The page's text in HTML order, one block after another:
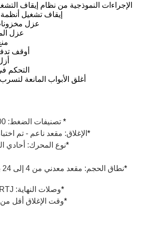
الإجراءات النموذجية من نظام إيقاف
إيقاف تشغيل
عزل
عزل
أوقف
التحكم
أغلق الأبواب المانعة لتسرب
* تصنيفات الضغط: ANSI Class 150-2500
* الإغلاق: مقعد ناعم - تم
*نوع المحرك: أحادي
*
*وصلات النهاية: RFFE ، RTJ ، نهاية اللحام
*وقت الإغلاق أقل من 3 ثوان (حسب الحجم)